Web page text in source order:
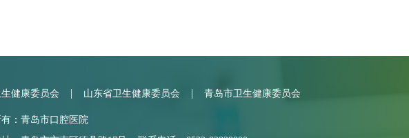
生健康委员会 | 山东省卫生健康委员会 | 青岛市卫生健康委员会
：青岛市口腔医院